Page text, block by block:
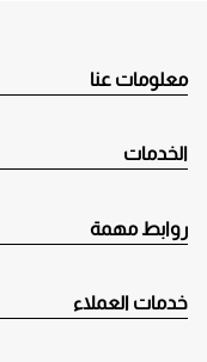
معلومات عنا
الخدمات
روابط مهمة
خدمات العملاء